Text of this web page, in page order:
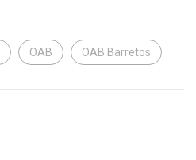
OAB OAB Barretos